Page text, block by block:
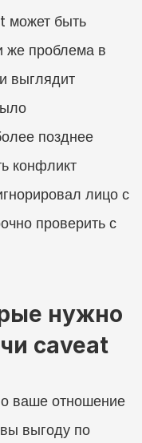
может быть
же проблема в
выглядит
позднее
конфликт
лицо с
проверить с
нужно
caveat
ваше отношение
выгоду по